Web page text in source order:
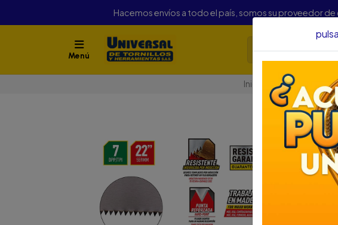
Hacemos envíos a todo el país, somos su proveedor
Menú
Inicio Herramientas